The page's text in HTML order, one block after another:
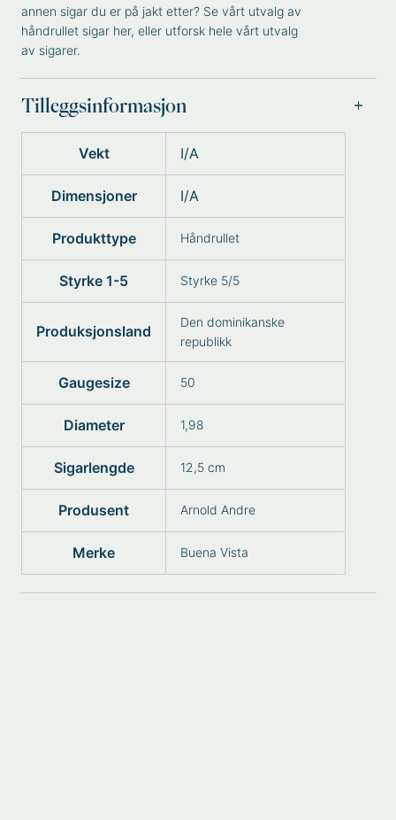
annen sigar du er på jakt etter? Se vårt utvalg av
håndrullet sigar her, eller utforsk hele vårt utvalg
av sigarer.
Tilleggsinformasjon
Vekt I/A
Dimensjoner I/A
Produkttype Håndrullet
Styrke 1-5 Styrke 5/5
Produksjonsland
Den dominikanske
republikk
Gaugesize 50
Diameter 1,98
Sigarlengde 12,5 cm
Produsent Arnold Andre
Merke Buena Vista